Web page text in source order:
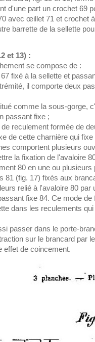
d'une part un crochet 69
avec œillet 71 et crochet
barrette de la sellette
et 13) :
se compose de :
fixé à la sellette et
il comporte deux
comme la sous-gorge,
passant fixe ;
reculement formée de
de cette charnière qui
comportent plusieurs
la fixation de l'avaloire
80 en une ou
81 (fig. 17) fixés aux
relié à l'avaloire 80 par
fixe 84. Ce mode de
dans les reculements
passer dans le porte-
sur le brancard par
effet de coincement.